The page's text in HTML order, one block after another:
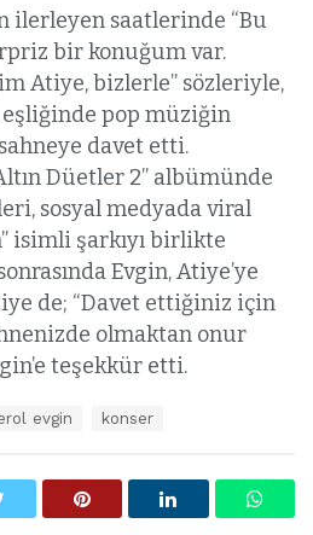
ilerleyen saatlerinde “Bu
bir konuğum var.
Atiye, bizlerle” sözleriyle,
eşliğinde pop müziğin
davet etti.
Düetler 2” albümünde
sosyal medyada viral
isimli şarkıyı birlikte
Evgin, Atiye’ye
de; “Davet ettiğiniz için
olmaktan onur
teşekkür etti.
evgin konser